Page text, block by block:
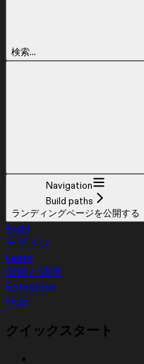
検索...
Navigation
Build paths
ランディングページを公開する
Build
デザイン
Learn
信頼と請求
Enterprise
Help
クイックスタート